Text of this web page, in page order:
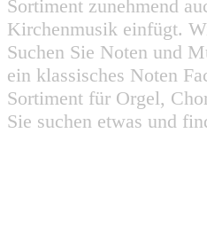
Sortiment zunehmend
Kirchenmusik einfügt.
Suchen Sie Noten und
ein klassisches Noten
Sortiment für Orgel,
Sie suchen etwas und